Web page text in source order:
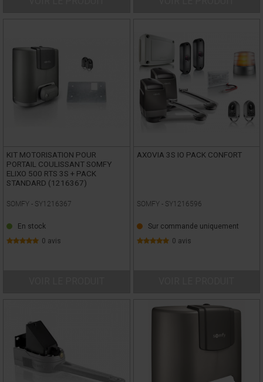
KIT MOTORISATION POUR
PORTAIL COULISSANT SOMFY
ELIXO 500 RTS 3S + PACK
STANDARD (1216367)
SOMFY - SY1216367
En stock
0 avis
AXOVIA 3S IO PACK CONFORT
SOMFY - SY1216596
Sur commande uniquement
0 avis